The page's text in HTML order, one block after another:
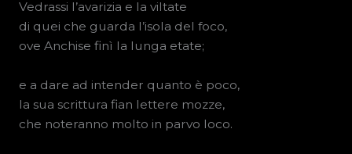
Vedrassi l’avarizia e la viltate
di quei che guarda l’isola del foco,
ove Anchise finì la lunga etate;
e a dare ad intender quanto è poco,
la sua scrittura fian lettere mozze,
che noteranno molto in parvo loco.